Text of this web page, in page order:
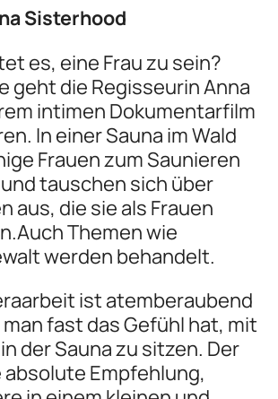
Sisterhood
es, eine Frau zu sein?
geht die Regisseurin Anna
intimen Dokumentarfilm
In einer Sauna im Wald
Frauen zum Saunieren
tauschen sich über
aus, die sie als Frauen
Themen wie
werden behandelt.
ist atemberaubend
man fast das Gefühl hat, mit
der Sauna zu sitzen. Der
absolute Empfehlung,